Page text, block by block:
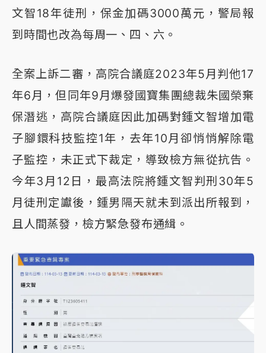
文智18年徒刑，保金加碼3000萬元，警局報
到時間也改為每周一、四、六。
全案上訴二審，高院合議庭2023年5月判他17
年6月，但同年9月爆發國寶集團總裁朱國榮棄
保潛逃，高院合議庭因此加碼對鍾文智增加電
子腳鐶科技監控1年，去年10月卻悄悄解除電
子監控，未正式下裁定，導致檢方無從抗告。
今年3月12日，最高法院將鍾文智判刑30年5
月徒刑定讞後，鍾男隔天就未到派出所報到，
且人間蒸發，檢方緊急發布通緝。